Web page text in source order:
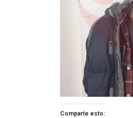
Comparte esto: